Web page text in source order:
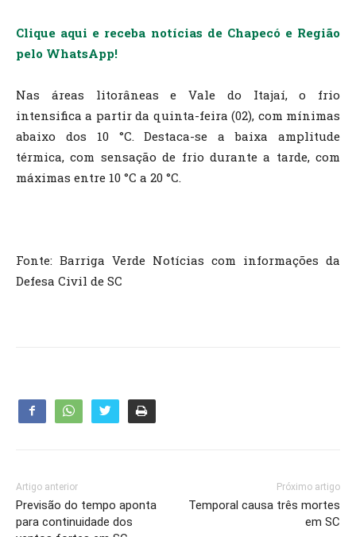
Clique aqui e receba notícias de Chapecó e Região
pelo WhatsApp!
Nas áreas litorâneas e Vale do Itajaí, o frio
intensifica a partir da quinta-feira (02), com mínimas
abaixo dos 10 °C. Destaca-se a baixa amplitude
térmica, com sensação de frio durante a tarde, com
máximas entre 10 °C a 20 °C.
Fonte: Barriga Verde Notícias com informações da
Defesa Civil de SC
Artigo anterior
Previsão do tempo aponta
para continuidade dos
Próximo artigo
Temporal causa três mortes
em SC